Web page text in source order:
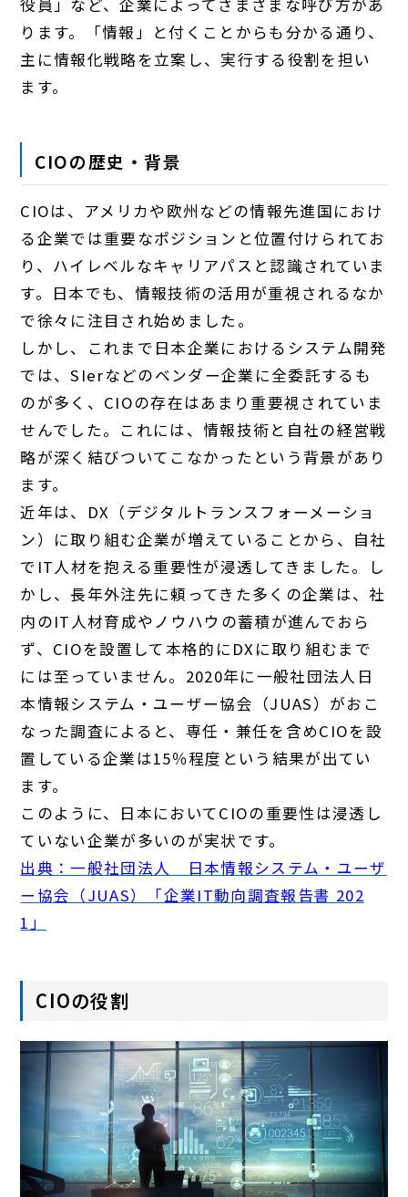
ります。「情報」と付くことからも分かる通り、
主に情報化戦略を立案し、実行する役割を担い
ます。
CIOの歴史・背景
CIOは、アメリカや欧州などの情報先進国におけ
る企業では重要なポジションと位置付けられてお
り、ハイレベルなキャリアパスと認識されていま
す。日本でも、情報技術の活用が重視されるなか
で徐々に注目され始めました。
しかし、これまで日本企業におけるシステム開発
では、SIerなどのベンダー企業に全委託するも
のが多く、CIOの存在はあまり重要視されていま
せんでした。これには、情報技術と自社の経営戦
略が深く結びついてこなかったという背景があり
ます。
近年は、DX（デジタルトランスフォーメーショ
ン）に取り組む企業が増えていることから、自社
でIT人材を抱える重要性が浸透してきました。し
かし、長年外注先に頼ってきた多くの企業は、社
内のIT人材育成やノウハウの蓄積が進んでおら
ず、CIOを設置して本格的にDXに取り組むまで
には至っていません。2020年に一般社団法人日
本情報システム・ユーザー協会（JUAS）がおこ
なった調査によると、専任・兼任を含めCIOを設
置している企業は15％程度という結果が出てい
ます。
このように、日本においてCIOの重要性は浸透し
ていない企業が多いのが実状です。
出典：一般社団法人 日本情報システム・ユーザ
ー協会（JUAS）「企業IT動向調査報告書 202
1」
CIOの役割